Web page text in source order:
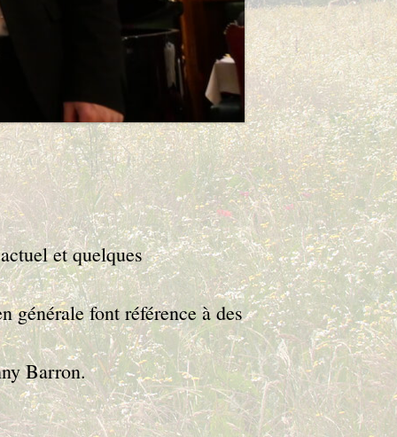
et quelques
générale font référence à des
Barron.